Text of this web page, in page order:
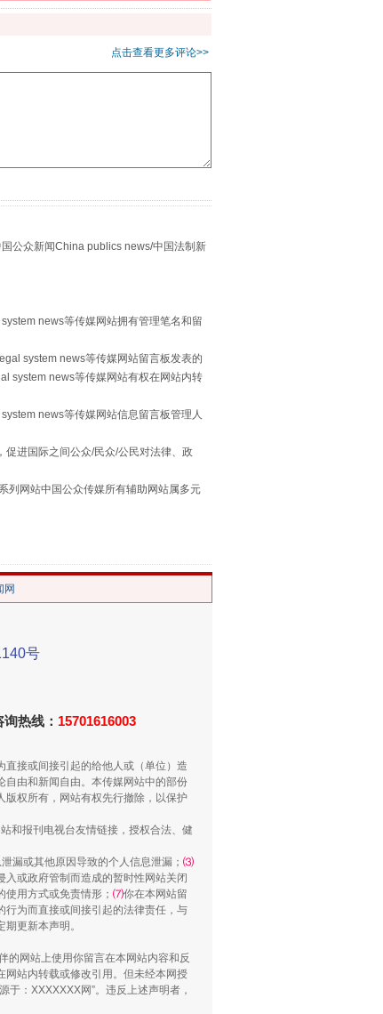
“谁都不怕”的他落马了
用生命托举生命
“神药”背后的真相
点击查看更多评论>>
公众新闻China publics news/中国法制新
news等传媒网站拥有管理笔名和留
system news等传媒网站留言板发表的
system news等传媒网站有权在网站内转
news等传媒网站信息留言板管理人
进国际之间公众/民众/公民对法律、政
列网站中国公众传媒所有辅助网站属多元
网
号
热线： 15701616003
接或间接引起的给他人或（单位）造
自由和新闻自由。本传媒网站中的部份
版权所有，网站有权先行撤除，以保护
和报刊电视台友情链接，授权合法、健
漏或其他原因导致的个人信息泄漏； ⑶
入或政府管制而造成的暂时性网站关闭
用方式或免责情形； ⑺你在本网站留
行为而直接或间接引起的法律责任，与
更新本声明。
的网站上使用你留言在本网站内容和反
网站内转载或修改引用。但未经本网授
：XXXXXXX网”。违反上述声明者，